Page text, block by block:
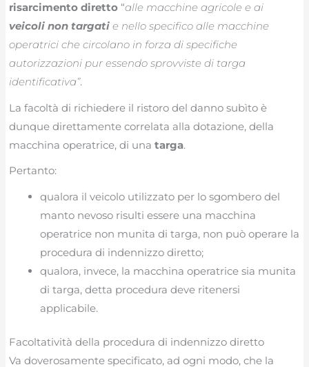
risarcimento diretto “alle macchine agricole e ai
veicoli non targati e nello specifico alle macchine
operatrici che circolano in forza di specifiche
autorizzazioni pur essendo sprovviste di targa
identificativa”.
La facoltà di richiedere il ristoro del danno subìto è
dunque direttamente correlata alla dotazione, della
macchina operatrice, di unatarga.
Pertanto:
qualora il veicolo utilizzato per lo sgombero del
manto nevoso risulti essere una macchina
operatrice non munita di targa, non può operare la
procedura di indennizzo diretto;
qualora, invece, la macchina operatrice sia munita
di targa, detta procedura deve ritenersi
applicabile.
Facoltatività della procedura di indennizzo diretto
Va doverosamente specificato, ad ogni modo, che la